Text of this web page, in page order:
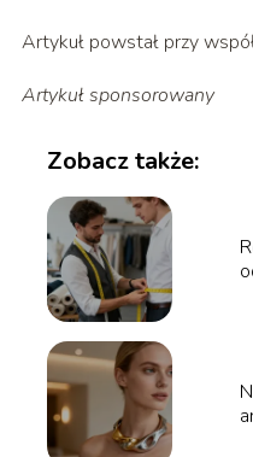
Artykuł powstał przy
Artykuł sponsorowany
Zobacz także: